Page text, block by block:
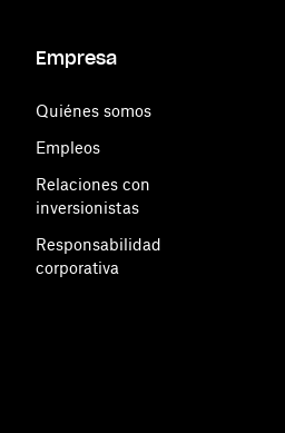
Empresa
Quiénes somos
Empleos
Relaciones con
inversionistas
Responsabilidad
corporativa